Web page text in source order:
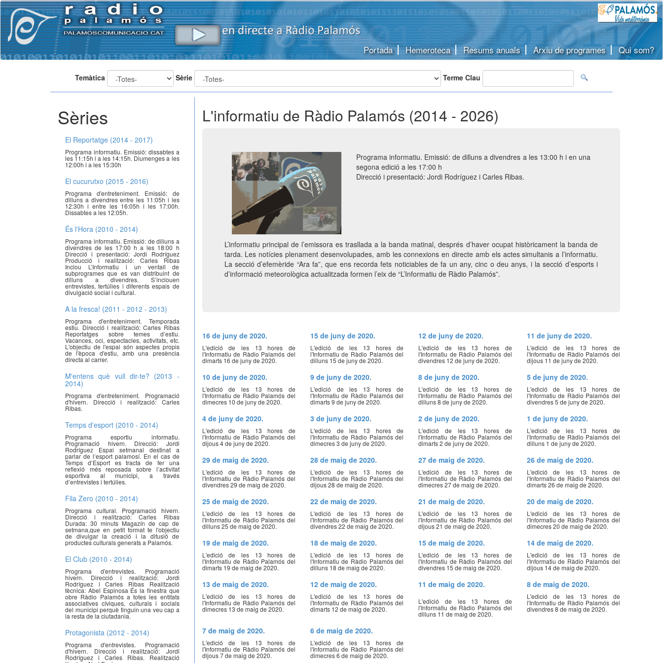
Portada Hemeroteca Resums anuals Arxiu de programes Qui som?
Temàtica Sèrie Terme Clau
L'informatiu de Ràdio Palamós (2014 - 2026)
Programa informatiu. Emissió: de dilluns a divendres a les 13:00 h i en una
segona edició a les 17:00 h
Direcció i presentació: Jordi Rodríguez i Carles Ribas.
L’informatiu principal de l’emissora es trasllada a la banda matinal, després d’haver ocupat històricament la banda de
tarda. Les notícies plenament desenvolupades, amb les connexions en directe amb els actes simultanis a l’informatiu.
La secció d’efemèride “Ara fa”, que ens recorda fets noticiables de fa un any, cinc o deu anys, i la secció d’esports i
d’informació meteorològica actualitzada formen l’eix de “L’Informatiu de Ràdio Palamós”.
16 de juny de 2020.
L'edició de les 13 hores de
l'Informatiu de Ràdio Palamós del
dimarts 16 de juny de 2020.
15 de juny de 2020.
L'edició de les 13 hores de
l'Informatiu de Ràdio Palamós del
dilluns 15 de juny de 2020.
12 de juny de 2020.
L'edició de les 13 hores de
l'Informatiu de Ràdio Palamós del
divendres 12 de juny de 2020.
11 de juny de 2020.
L'edició de les 13 hores de
l'Informatiu de Ràdio Palamós del
dijous 11 de juny de 2020.
10 de juny de 2020.
L'edició de les 13 hores de
l'Informatiu de Ràdio Palamós del
dimecres 10 de juny de 2020.
9 de juny de 2020.
L'edició de les 13 hores de
l'Informatiu de Ràdio Palamós del
dimarts 9 de juny de 2020.
8 de juny de 2020.
L'edició de les 13 hores de
l'Informatiu de Ràdio Palamós del
dilluns 8 de juny de 2020.
5 de juny de 2020.
L'edició de les 13 hores de
l'Informatiu de Ràdio Palamós del
divendres 5 de juny de 2020.
4 de juny de 2020.
L'edició de les 13 hores de
l'Informatiu de Ràdio Palamós del
dijous 4 de juny de 2020.
3 de juny de 2020.
L'edició de les 13 hores de
l'Informatiu de Ràdio Palamós del
dimecres 3 de juny de 2020.
2 de juny de 2020.
L'edició de les 13 hores de
l'Informatiu de Ràdio Palamós del
dimarts 2 de juny de 2020.
1 de juny de 2020.
L'edició de les 13 hores de
l'Informatiu de Ràdio Palamós del
dilluns 1 de juny de 2020.
29 de maig de 2020.
L'edició de les 13 hores de
l'Informatiu de Ràdio Palamós del
divendres 29 de maig de 2020.
28 de maig de 2020.
L'edició de les 13 hores de
l'Informatiu de Ràdio Palamós del
dijous 28 de maig de 2020.
27 de maig de 2020.
L'edició de les 13 hores de
l'Informatiu de Ràdio Palamós del
dimecres 27 de maig de 2020.
26 de maig de 2020.
L'edició de les 13 hores de
l'Informatiu de Ràdio Palamós del
dimarts 26 de maig de 2020.
25 de maig de 2020.
L'edició de les 13 hores de
l'Informatiu de Ràdio Palamós del
dilluns 25 de maig de 2020.
22 de maig de 2020.
L'edició de les 13 hores de
l'Informatiu de Ràdio Palamós del
divendres 22 de maig de 2020.
21 de maig de 2020.
L'edició de les 13 hores de
l'Informatiu de Ràdio Palamós del
dijous 21 de maig de 2020.
20 de maig de 2020.
L'edició de les 13 hores de
l'Informatiu de Ràdio Palamós del
dimecres 20 de maig de 2020.
19 de maig de 2020.
L'edició de les 13 hores de
l'Informatiu de Ràdio Palamós del
dimarts 19 de maig de 2020.
18 de maig de 2020.
L'edició de les 13 hores de
l'Informatiu de Ràdio Palamós del
dilluns 18 de maig de 2020.
15 de maig de 2020.
L'edició de les 13 hores de
l'Informatiu de Ràdio Palamós del
divendres 15 de maig de 2020.
14 de maig de 2020.
L'edició de les 13 hores de
l'Informatiu de Ràdio Palamós del
dijous 14 de maig de 2020.
13 de maig de 2020.
L'edició de les 13 hores de
l'Informatiu de Ràdio Palamós del
dimecres 13 de maig de 2020.
12 de maig de 2020.
L'edició de les 13 hores de
l'Informatiu de Ràdio Palamós del
dimarts 12 de maig de 2020.
11 de maig de 2020.
L'edició de les 13 hores de
l'Informatiu de Ràdio Palamós del
dilluns 11 de maig de 2020.
8 de maig de 2020.
L'edició de les 13 hores de
l'Informatiu de Ràdio Palamós del
divendres 8 de maig de 2020.
7 de maig de 2020.
L'edició de les 13 hores de
l'Informatiu de Ràdio Palamós del
dijous 7 de maig de 2020.
6 de maig de 2020.
L'edició de les 13 hores de
l'Informatiu de Ràdio Palamós del
dimecres 6 de maig de 2020.
Sèries
El Reportatge (2014 - 2017)
Programa informatiu. Emissió: dissabtes a
les 11:15h i a les 14:15h. Diumenges a les
12:00h i a les 15:30h
El cucurutxo (2015 - 2016)
Programa d'entreteniment. Emissió: de
dilluns a divendres entre les 11:05h i les
12:30h i entre les 16:05h i les 17:00h.
Dissabtes a les 12:05h.
És l'Hora (2010 - 2014)
Programa informatiu. Emissió: de dilluns a
divendres de les 17:00 h a les 18:00 h
Direcció i presentació: Jordi Rodríguez
Producció i realització: Carles Ribas
Inclou L’Informatiu i un ventall de
subprogrames que es van distribuint de
dilluns a divendres. S’inclouen
entrevistes, tertúlies i diferents espais de
divulgació social i cultural.
A la fresca! (2011 - 2012 - 2013)
Programa d'entreteniment. Temporada
estiu. Direcció i realització: Carles Ribas
Reportatges sobre temes d’estiu.
Vacances, oci, espectacles, activitats, etc.
L'objectiu de l'espai són aspectes propis
de l'època d'estiu, amb una presència
directa al carrer.
M'entens què vull dir-te? (2013 -
2014)
Programa d'entreteniment. Programació
d'hivern. Direcció i realització: Carles
Ribas.
Temps d'esport (2010 - 2014)
Programa esportiu informatiu.
Programació hivern. Direcció: Jordi
Rodríguez Espai setmanal destinat a
parlar de l’esport palamosí. En el cas de
Temps d’Esport es tracta de fer una
reflexió més reposada sobre l’activitat
esportiva al municipi, a través
d’entrevistes i tertúlies.
Fila Zero (2010 - 2014)
Programa cultural. Programació hivern.
Direcció i realització: Carles Ribas
Durada: 30 minuts Magazín de cap de
setmana,que en petit format te l'objectiu
de divulgar la creació i la difusió de
productes culturals generats a Palamós.
El Club (2010 - 2014)
Programa d'entrevistes. Programació
hivern. Direcció i realització: Jordi
Rodríguez i Carles Ribas Realització
tècnica: Abel Espinosa És la finestra que
obre Ràdio Palamós a totes les entitats
associatives cíviques, culturals i socials
del municipi perquè tinguin una veu cap a
la resta de la ciutadania.
Protagonista (2012 - 2014)
Programa d'entrevistes. Programació
d'hivern. Direcció i realització: Jordi
Rodríguez i Carles Ribas. Realització